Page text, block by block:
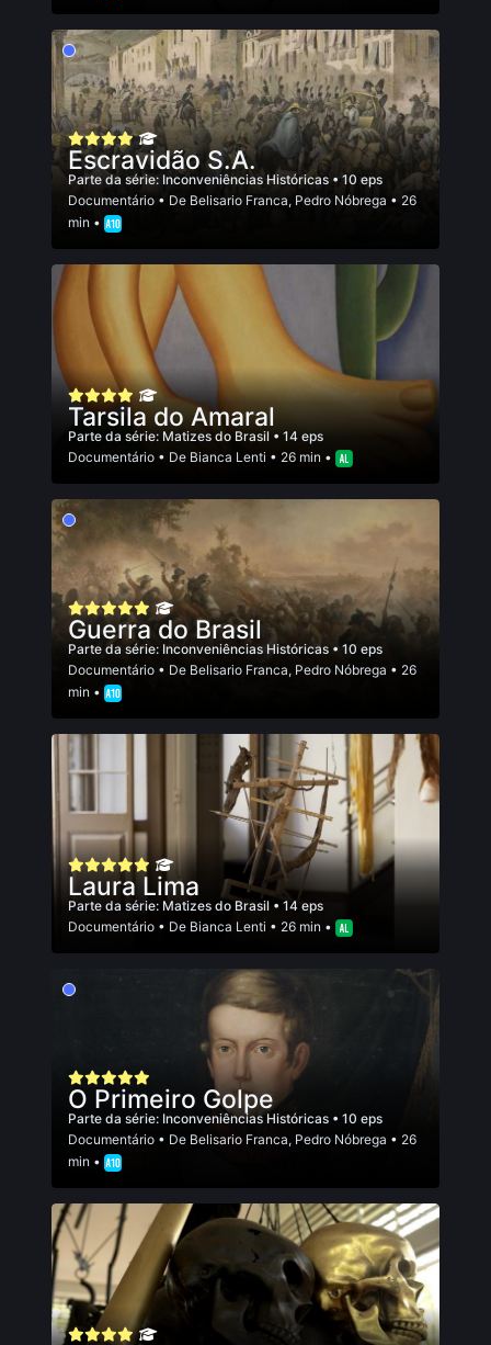
Escravidão S.A.
Parte da série: Inconveniências Históricas • 10 eps
Documentário • De Belisario Franca, Pedro Nóbrega • 26
min •
Tarsila do Amaral
Parte da série: Matizes do Brasil • 14 eps
Documentário • De Bianca Lenti • 26 min •
Guerra do Brasil
Parte da série: Inconveniências Históricas • 10 eps
Documentário • De Belisario Franca, Pedro Nóbrega • 26
min •
Laura Lima
Parte da série: Matizes do Brasil • 14 eps
Documentário • De Bianca Lenti • 26 min •
O Primeiro Golpe
Parte da série: Inconveniências Históricas • 10 eps
Documentário • De Belisario Franca, Pedro Nóbrega • 26
min •